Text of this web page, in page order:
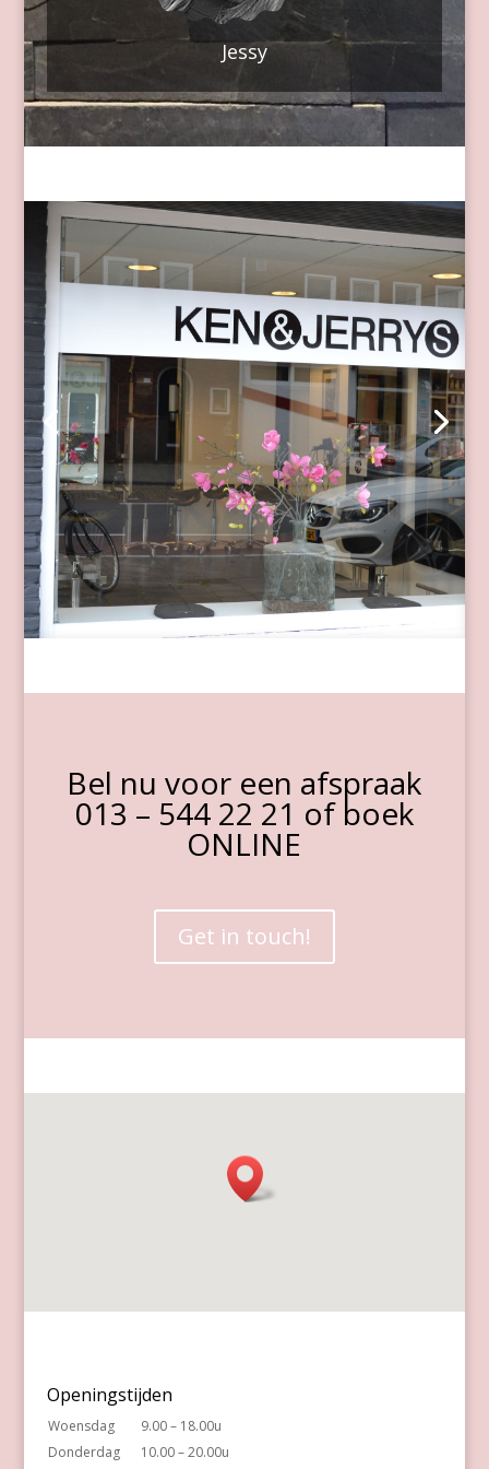
Jessy
Bel nu voor een afspraak
013 – 544 22 21 of boek
ONLINE
Get in touch!
Openingstijden
Woensdag
9.00 – 18.00u
Donderdag
10.00 – 20.00u